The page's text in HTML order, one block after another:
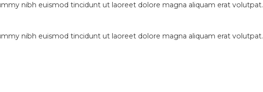
nibh euismod tincidunt ut laoreet dolore magna aliquam erat volutpat.
nibh euismod tincidunt ut laoreet dolore magna aliquam erat volutpat.